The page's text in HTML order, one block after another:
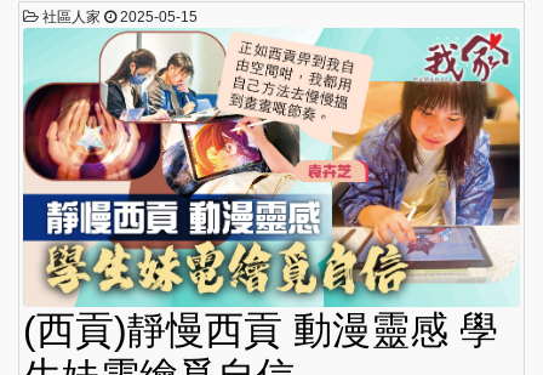
社區人家 2025-05-15
(西貢)靜慢西貢 動漫靈感 學